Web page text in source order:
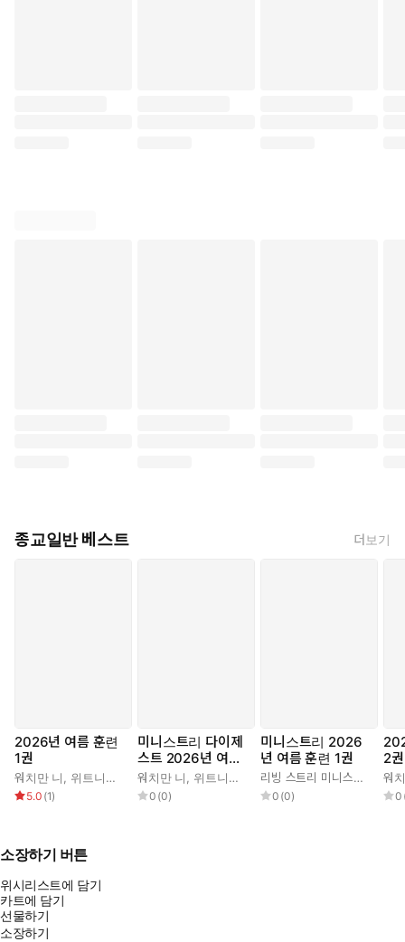
종교일반 베스트 더보기
2026년 여름 훈련
1권
워치만 니 위트니스 리
5.0 (1)
미니스트리 다이제
스트 2026년 여름
훈련 1권
워치만 니 위트니스 리
0 (0)
미니스트리 2026
년 여름 훈련 1권
리빙 스트리 미니스트리 편집부
0 (0)
2권
워
0
소장하기 버튼
위시리스트에 담기
카트에 담기
선물하기
소장하기